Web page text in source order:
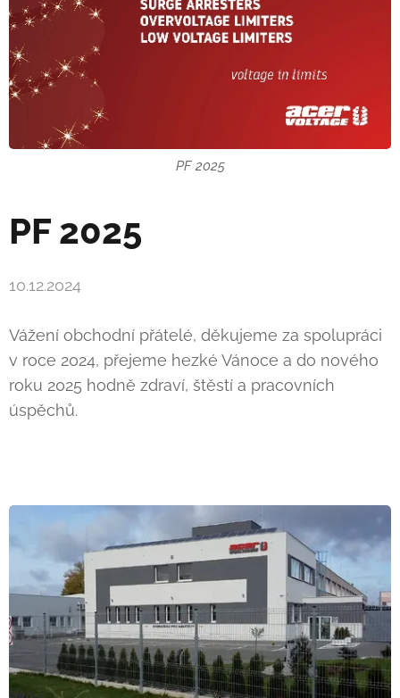
PF 2025
PF 2025
10.12.2024
Vážení obchodní přátelé, děkujeme za spolupráci
v roce 2024, přejeme hezké Vánoce a do nového
roku 2025 hodně zdraví, štěstí a pracovních
úspěchů.